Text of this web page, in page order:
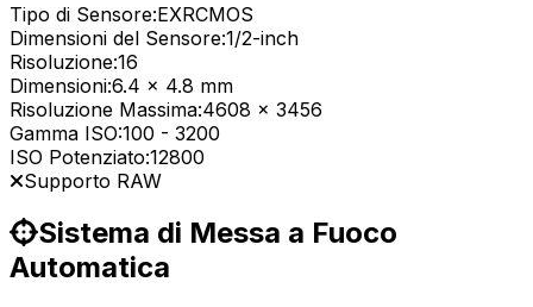
Tipo di Sensore:EXRCMOS
Dimensioni del Sensore:1/2-inch
Risoluzione:16
Dimensioni:6.4 x 4.8 mm
Risoluzione Massima:4608 x 3456
Gamma ISO:100 - 3200
ISO Potenziato:12800
Supporto RAW
Sistema di Messa a Fuoco
Automatica